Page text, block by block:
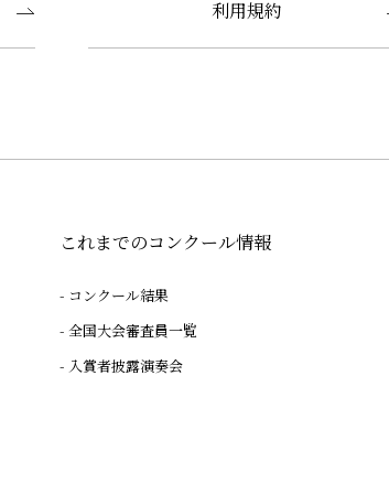
利用規約
これまでのコンクール情報
コンクール結果
全国大会審査員一覧
入賞者披露演奏会